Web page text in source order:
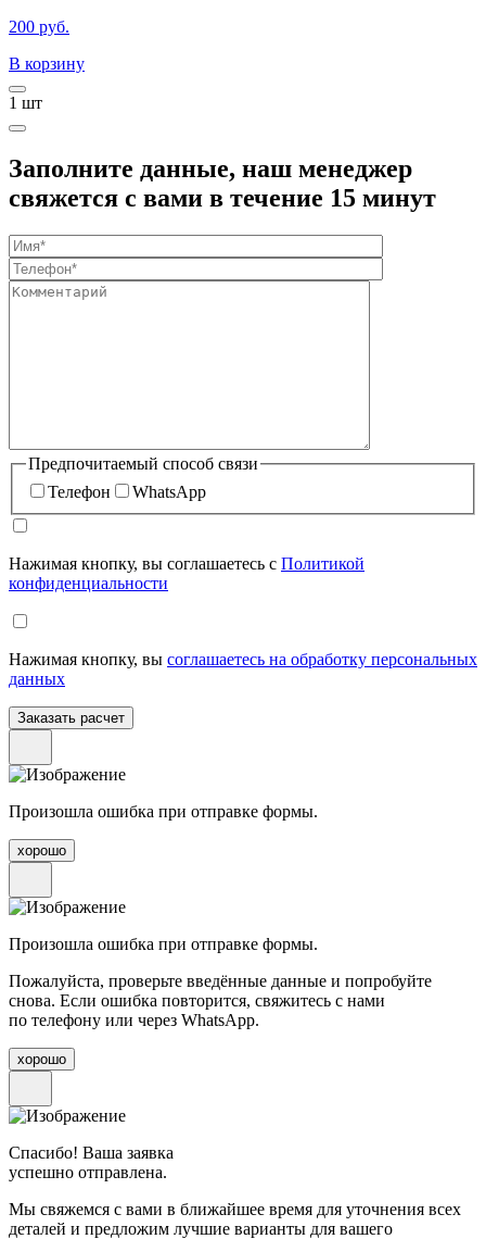
200 руб.
В корзину
1 шт
Заполните данные, наш менеджер
свяжется с вами в течение 15 минут
Предпочитаемый способ связи
Телефон
WhatsApp
Нажимая кнопку, вы соглашаетесь с Политикой
конфиденциальности
Нажимая кнопку, вы соглашаетесь на обработку персональных
данных
Произошла ошибка при отправке формы.
хорошо
Произошла ошибка при отправке формы.
Пожалуйста, проверьте введённые данные и попробуйте
снова. Если ошибка повторится, свяжитесь с нами
по телефону или через WhatsApp.
хорошо
Спасибо! Ваша заявка
успешно отправлена.
Мы свяжемся с вами в ближайшее время для уточнения всех
деталей и предложим лучшие варианты для вашего